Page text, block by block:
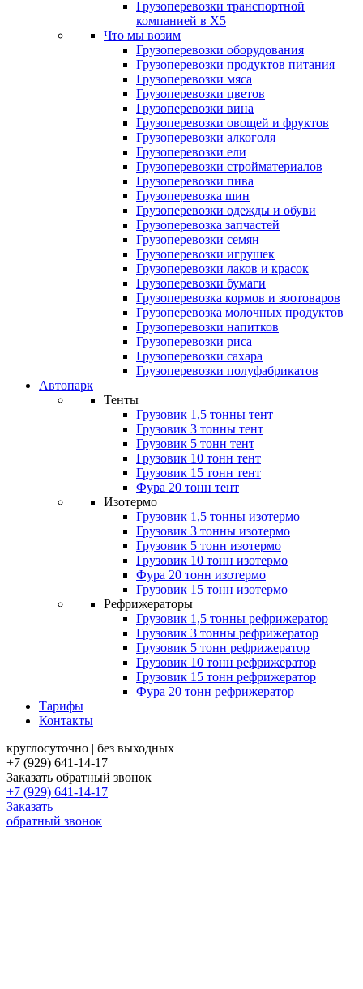
Грузоперевозки транспортной
компанией в X5
Что мы возим
Грузоперевозки оборудования
Грузоперевозки продуктов питания
Грузоперевозки мяса
Грузоперевозки цветов
Грузоперевозки вина
Грузоперевозки овощей и фруктов
Грузоперевозки алкоголя
Грузоперевозки ели
Грузоперевозки стройматериалов
Грузоперевозки пива
Грузоперевозка шин
Грузоперевозки одежды и обуви
Грузоперевозка запчастей
Грузоперевозки семян
Грузоперевозки игрушек
Грузоперевозки лаков и красок
Грузоперевозки бумаги
Грузоперевозка кормов и зоотоваров
Грузоперевозка молочных продуктов
Грузоперевозки напитков
Грузоперевозки риса
Грузоперевозки сахара
Грузоперевозки полуфабрикатов
Автопарк
Тенты
Грузовик 1,5 тонны тент
Грузовик 3 тонны тент
Грузовик 5 тонн тент
Грузовик 10 тонн тент
Грузовик 15 тонн тент
Фура 20 тонн тент
Изотермо
Грузовик 1,5 тонны изотермо
Грузовик 3 тонны изотермо
Грузовик 5 тонн изотермо
Грузовик 10 тонн изотермо
Фура 20 тонн изотермо
Грузовик 15 тонн изотермо
Рефрижераторы
Грузовик 1,5 тонны рефрижератор
Грузовик 3 тонны рефрижератор
Грузовик 5 тонн рефрижератор
Грузовик 10 тонн рефрижератор
Грузовик 15 тонн рефрижератор
Фура 20 тонн рефрижератор
Тарифы
Контакты
круглосуточно | без выходных
+7 (929) 641-14-17
Заказать обратный звонок
+7 (929) 641-14-17
Заказать
обратный звонок